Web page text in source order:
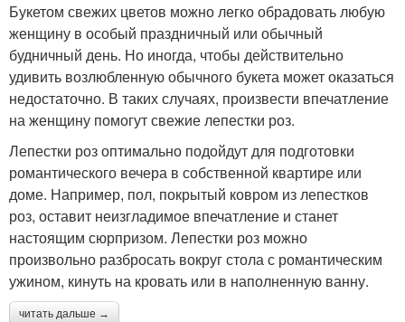
Букетом свежих цветов можно легко обрадовать любую
женщину в особый праздничный или обычный
будничный день. Но иногда, чтобы действительно
удивить возлюбленную обычного букета может оказаться
недостаточно. В таких случаях, произвести впечатление
на женщину помогут свежие лепестки роз.
Лепестки роз оптимально подойдут для подготовки
романтического вечера в собственной квартире или
доме. Например, пол, покрытый ковром из лепестков
роз, оставит неизгладимое впечатление и станет
настоящим сюрпризом. Лепестки роз можно
произвольно разбросать вокруг стола с романтическим
ужином, кинуть на кровать или в наполненную ванну.
читать дальше →